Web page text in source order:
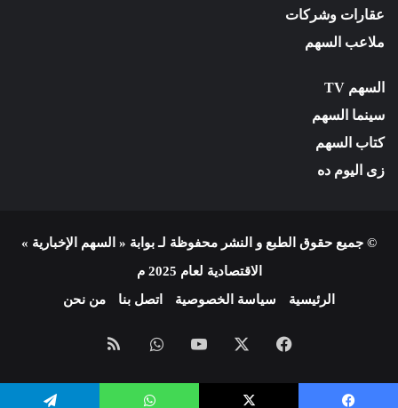
عقارات وشركات
ملاعب السهم
السهم TV
سينما السهم
كتاب السهم
زى اليوم ده
© جميع حقوق الطبع و النشر محفوظة لـ بوابة « السهم الإخبارية »
الاقتصادية لعام 2025 م
الرئيسية
سياسة الخصوصية اتصل بنا من نحن
فيسبوك يوتيوبواتسابملخص
الموقع